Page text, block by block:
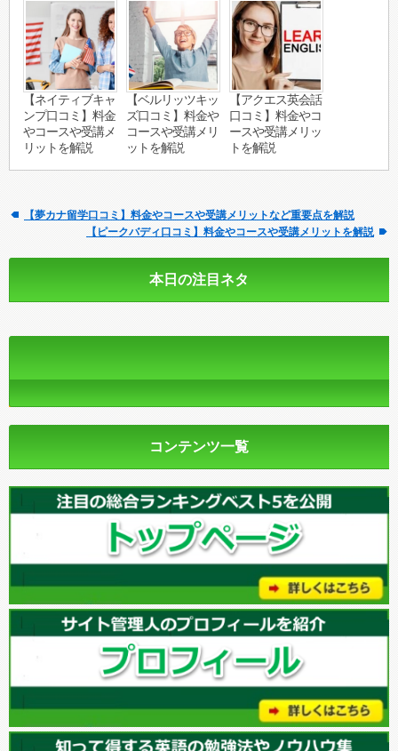
【ネイティブキャ
ンプ口コミ】料金
やコースや受講メ
リットを解説
【ベルリッツキッ
ズ口コミ】料金や
コースや受講メリ
ットを解説
【アクエス英会話
口コミ】料金やコ
ースや受講メリッ
トを解説
【夢カナ留学口コミ】料金やコースや受講メリットなど重要点を解説
【ピークバディ口コミ】料金やコースや受講メリットを解説
本日の注目ネタ
コンテンツ一覧